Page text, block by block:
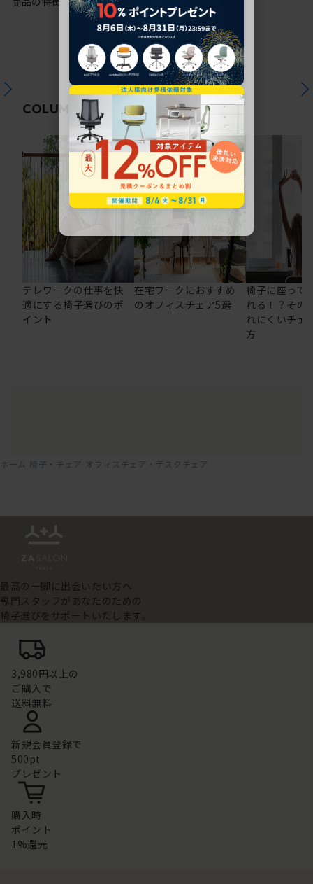
COLUMN関連コラム
テレワークの仕事を快
適にする椅子選びのポ
イント
在宅ワークにおすすめ
のオフィスチェア5選
椅子に座って
れる！？その
れにくいチェ
方
ホーム 椅子・チェア オフィスチェア・デスクチェア
最高の一脚に出会いたい方へ
専門スタッフがあなたのための
椅子選びをサポートいたします。
3,980円以上の
ご購入で
送料無料
新規会員登録で
500pt
プレゼント
購入時
ポイント
1%還元